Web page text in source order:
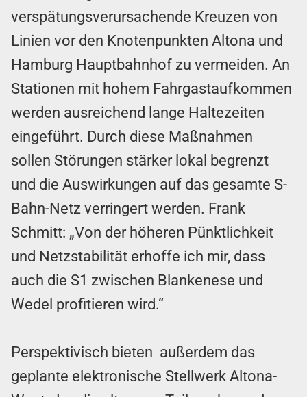
verspätungsverursachende Kreuzen von
Linien vor den Knotenpunkten Altona und
Hamburg Hauptbahnhof zu vermeiden. An
Stationen mit hohem Fahrgastaufkommen
werden ausreichend lange Haltezeiten
eingeführt. Durch diese Maßnahmen
sollen Störungen stärker lokal begrenzt
und die Auswirkungen auf das gesamte S-
Bahn-Netz verringert werden. Frank
Schmitt: „Von der höheren Pünktlichkeit
und Netzstabilität erhoffe ich mir, dass
auch die S1 zwischen Blankenese und
Wedel profitieren wird.“
Perspektivisch bieten außerdem das
geplante elektronische Stellwerk Altona-